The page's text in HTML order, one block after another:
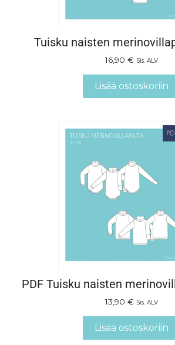
Tuisku naisten
16,90 € Sis. ALV
Lisää ostoskoriin
PDF Tuisku naisten
13,90 € Sis. ALV
Lisää ostoskoriin